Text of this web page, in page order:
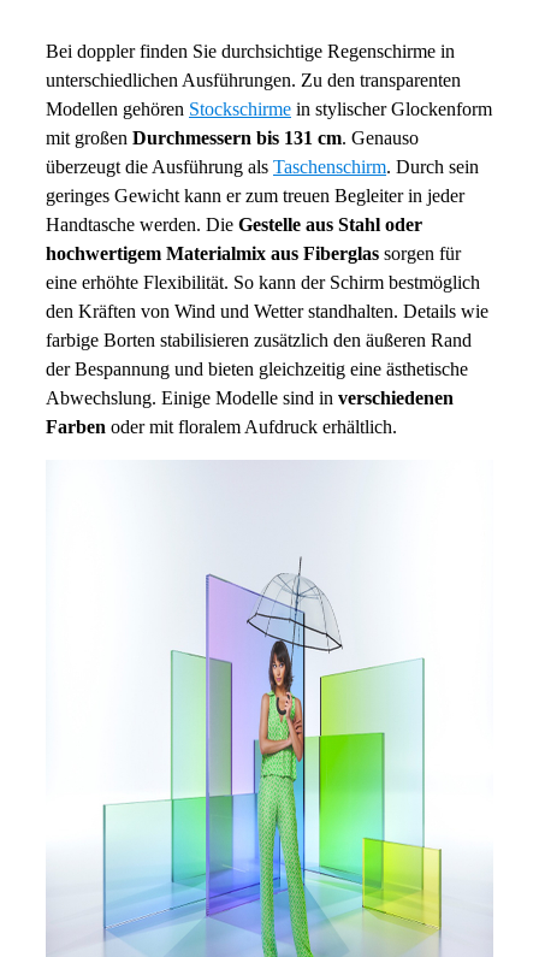
Bei doppler finden Sie durchsichtige Regenschirme in
unterschiedlichen Ausführungen. Zu den transparenten
Modellen gehören Stockschirme in stylischer Glockenform
mit großen Durchmessern bis 131 cm. Genauso
überzeugt die Ausführung als Taschenschirm. Durch sein
geringes Gewicht kann er zum treuen Begleiter in jeder
Handtasche werden. Die Gestelle aus Stahl oder
hochwertigem Materialmix aus Fiberglas sorgen für
eine erhöhte Flexibilität. So kann der Schirm bestmöglich
den Kräften von Wind und Wetter standhalten. Details wie
farbige Borten stabilisieren zusätzlich den äußeren Rand
der Bespannung und bieten gleichzeitig eine ästhetische
Abwechslung. Einige Modelle sind in verschiedenen
Farben oder mit floralem Aufdruck erhältlich.